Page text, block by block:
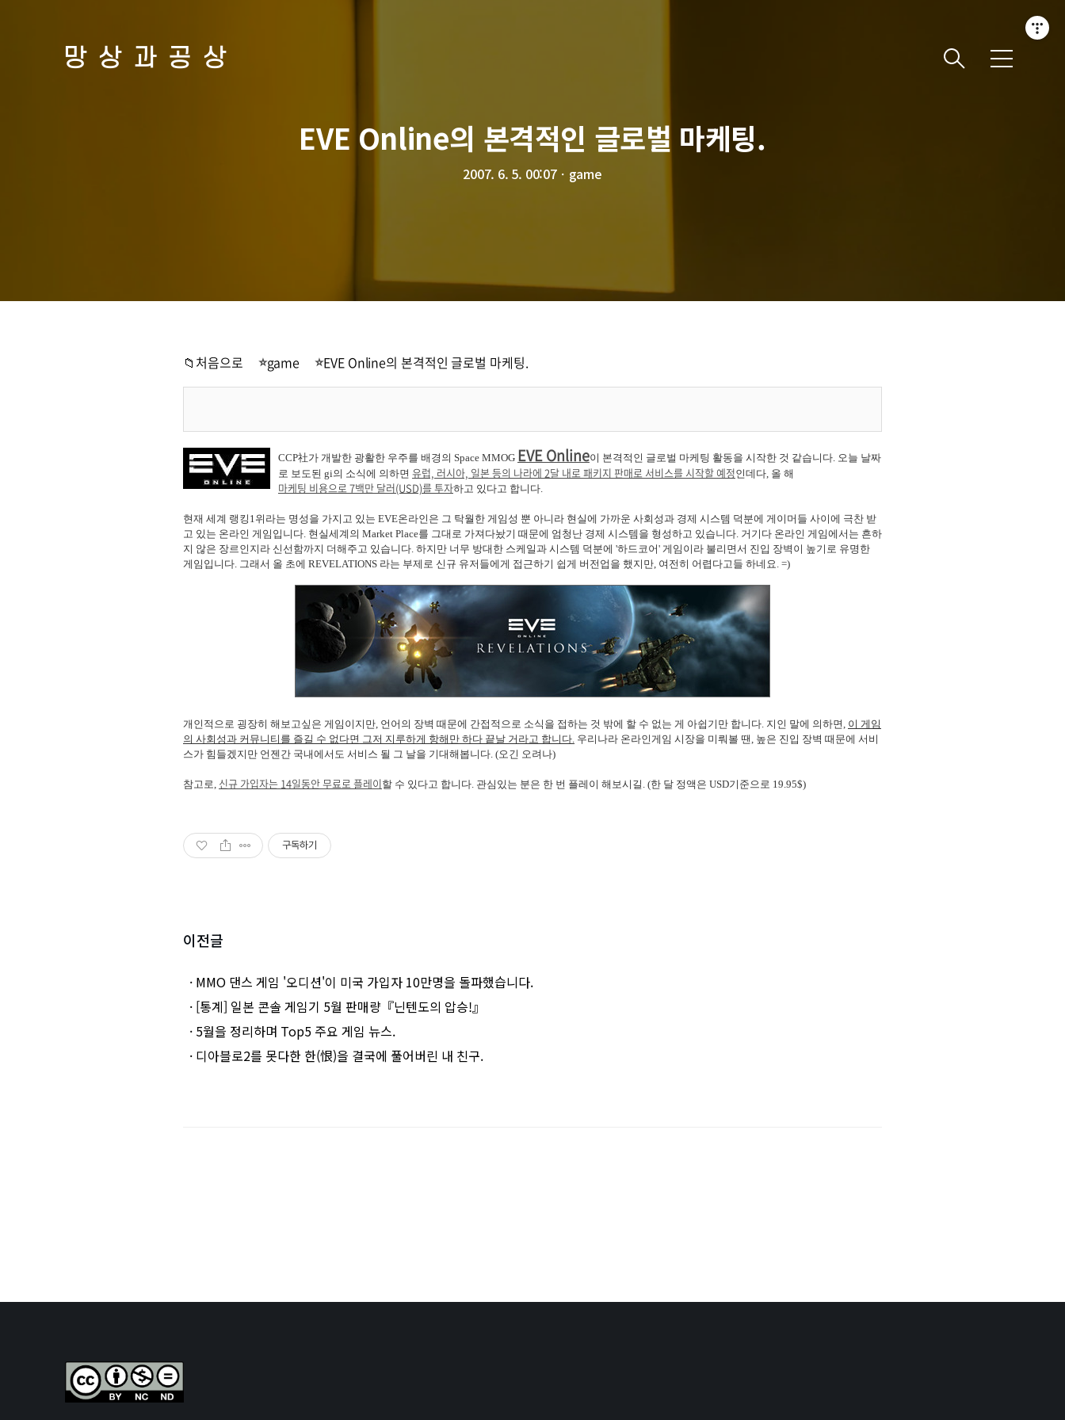
망상과공상 메
EVE Online의 본격적인 글로벌 마케팅.
2007. 6. 5. 00:07ㆍ game
📁처음으로 game EVE Online의 본격적인 글로벌 마케팅.
CCP社가 개발한 광활한 우주를 배경의 Space MMOG EVE Online이 본격적인 글로벌 마케팅 활동을 시작한 것 같습니다. 오늘 날짜
로 보도된 gi의 소식에 의하면 유럽, 러시아, 일본 등의 나라에 2달 내로 패키지 판매로 서비스를 시작할 예정인데다, 올 해
마케팅 비용으로 7백만 달러(USD)를 투자하고 있다고 합니다.
현재 세계 랭킹1위라는 명성을 가지고 있는 EVE온라인은 그 탁월한 게임성 뿐 아니라 현실에 가까운 사회성과 경제 시스템 덕분에 게이머들 사이에 극찬 받
고 있는 온라인 게임입니다. 현실세계의 Market Place를 그대로 가져다놨기 때문에 엄청난 경제 시스템을 형성하고 있습니다. 거기다 온라인 게임에서는 흔하
지 않은 장르인지라 신선함까지 더해주고 있습니다. 하지만 너무 방대한 스케일과 시스템 덕분에 '하드코어' 게임이라 불리면서 진입 장벽이 높기로 유명한
게임입니다. 그래서 올 초에 REVELATIONS 라는 부제로 신규 유저들에게 접근하기 쉽게 버전업을 했지만, 여전히 어렵다고들 하네요. =)
개인적으로 굉장히 해보고싶은 게임이지만, 언어의 장벽 때문에 간접적으로 소식을 접하는 것 밖에 할 수 없는 게 아쉽기만 합니다. 지인 말에 의하면, 이 게임
의 사회성과 커뮤니티를 즐길 수 없다면 그저 지루하게 항해만 하다 끝날 거라고 합니다. 우리나라 온라인게임 시장을 미뤄볼 땐, 높은 진입 장벽 때문에 서비
스가 힘들겠지만 언젠간 국내에서도 서비스 될 그 날을 기대해봅니다. (오긴 오려나)
참고로, 신규 가입자는 14일동안 무료로 플레이할 수 있다고 합니다. 관심있는 분은 한 번 플레이 해보시길. (한 달 정액은 USD기준으로 19.95$)
구독하기
이전글
· MMO 댄스 게임 '오디션'이 미국 가입자 10만명을 돌파했습니다.
· [통계] 일본 콘솔 게임기 5월 판매량『닌텐도의 압승!』
· 5월을 정리하며 Top5 주요 게임 뉴스.
· 디아블로2를 못다한 한(恨)을 결국에 풀어버린 내 친구.